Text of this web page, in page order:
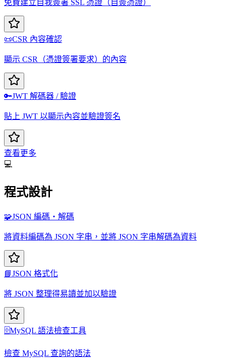
免費建立自我簽署 SSL 憑證（自簽憑證）
📜CSR 內容確認
顯示 CSR（憑證簽署要求）的內容
🔑JWT 解碼器 / 驗證
貼上 JWT 以顯示內容並驗證簽名
查看更多
💻
程式設計
🧩JSON 編碼・解碼
將資料編碼為 JSON 字串，並將 JSON 字串解碼為資料
📘JSON 格式化
將 JSON 整理得易讀並加以驗證
🗄️MySQL 語法檢查工具
檢查 MySQL 查詢的語法